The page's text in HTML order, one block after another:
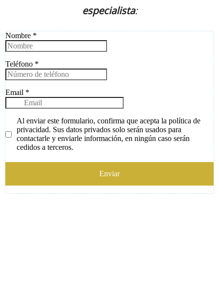
especialista: